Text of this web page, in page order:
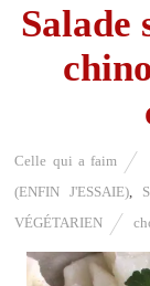
Salade
Celle qui a faim
(ENFIN J'ESSAIE)
VÉGÉTARIEN